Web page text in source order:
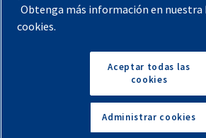
Mapa del sitio
© 2026 Quincy Compressor. Todos los
Volver
Obtenga más información en nuestra
cookies.
Aceptar todas las
cookies
Administrar cookies